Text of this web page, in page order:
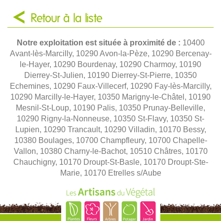
Retour à la liste
Notre exploitation est située à proximité de : 10400
Avant-lès-Marcilly, 10290 Avon-la-Pèze, 10290 Bercenay-
le-Hayer, 10290 Bourdenay, 10290 Charmoy, 10190
Dierrey-St-Julien, 10190 Dierrey-St-Pierre, 10350
Echemines, 10290 Faux-Villecerf, 10290 Fay-lès-Marcilly,
10290 Marcilly-le-Hayer, 10350 Marigny-le-Châtel, 10190
Mesnil-St-Loup, 10190 Palis, 10350 Prunay-Belleville,
10290 Rigny-la-Nonneuse, 10350 St-Flavy, 10350 St-
Lupien, 10290 Trancault, 10290 Villadin, 10170 Bessy,
10380 Boulages, 10700 Champfleury, 10700 Chapelle-
Vallon, 10380 Charny-le-Bachot, 10510 Châtres, 10170
Chauchigny, 10170 Droupt-St-Basle, 10170 Droupt-Ste-
Marie, 10170 Etrelles s/Aube